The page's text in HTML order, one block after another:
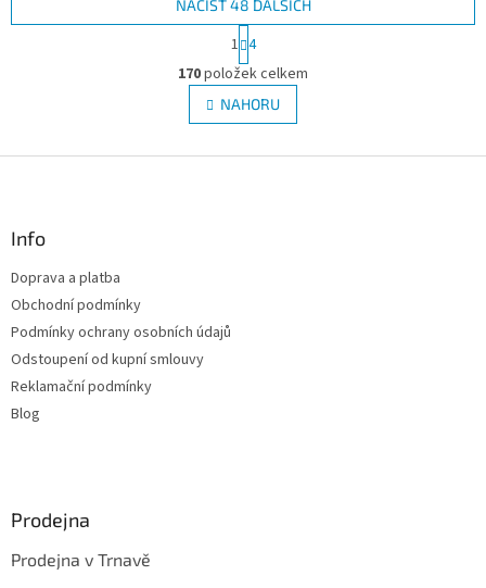
O
v
l
á
NAČÍST 48 DALŠÍCH
S
t
r
á
n
k
v
1 4
170položek celkem
NAHORU
Info
Doprava a platba
Obchodní podmínky
Podmínky ochrany osobních údajů
Odstoupení od kupní smlouvy
Reklamační podmínky
Blog
Prodejna
Prodejna v Trnavě